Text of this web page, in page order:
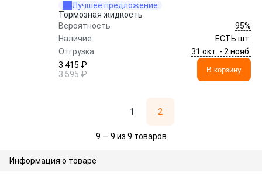
Лучшее предложение
Тормозная жидкость
Вероятность
95%
Наличие
ЕСТЬ шт.
Отгрузка
31 окт. - 2 нояб.
3 415 ₽
3 595 ₽
В корзину
1 2
9 — 9 из 9 товаров
Информация о товаре